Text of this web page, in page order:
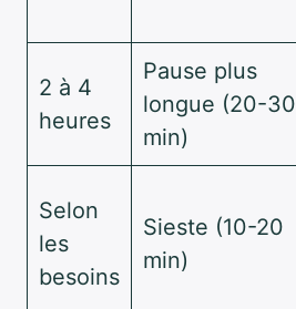
2 à 4
heures
Pause plus
longue (20-30
min)
Selon
les
besoins
Sieste (10-20
min)